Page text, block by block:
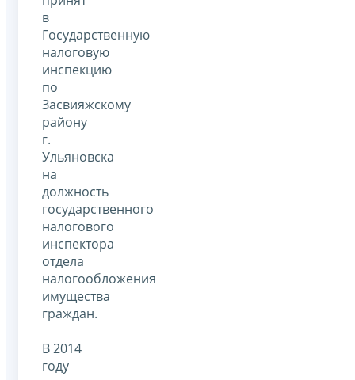
в
Государственную
налоговую
инспекцию
по
Засвияжскому
району
г.
Ульяновска
на
должность
государственного
налогового
инспектора
отдела
налогообложения
имущества
граждан.
В 2014
году